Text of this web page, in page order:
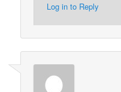
Log in to Reply